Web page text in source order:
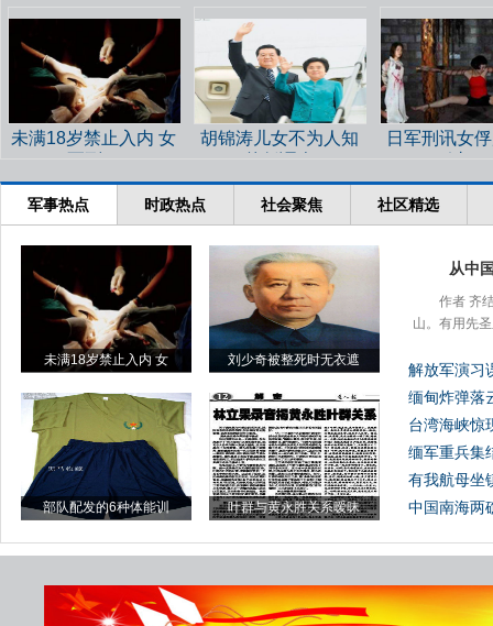
未满18岁禁止入内 女
胡锦涛儿女不为人知
日军刑讯女